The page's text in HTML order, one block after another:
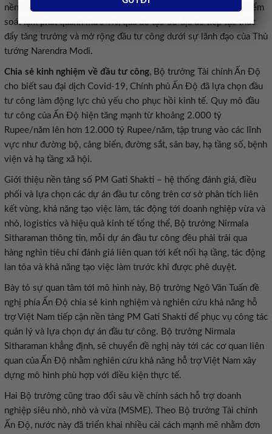
nền kinh tế đang phát triển. Hiện Ấn Độ vẫn duy trì mục tiêu kiểm
soát lạm phát quanh mức 4%, qua đó tạo dư địa để tiếp tục thúc
đẩy tăng trưởng và mở rộng đầu tư công dưới sự lãnh đạo của Thủ
tướng Narendra Modi.
Chia sẻ kinh nghiệm về đầu tư công, Bộ trưởng Tài chính Ấn Độ
cho biết sau đại dịch Covid-19, Chính phủ Ấn Độ đã lựa chọn đầu
tư công làm động lực chủ yếu cho phục hồi kinh tế. Quy mô đầu
tư công của Ấn Độ hiện tăng mạnh từ khoảng 2.000 tỷ
Rupee/năm lên hơn 12.000 tỷ Rupee/năm, tập trung vào các lĩnh
vực như đường bộ, cảng biển, đường sắt, sân bay, hạ tầng số, bệnh
viện và hạ tầng xã hội.
Giới thiệu nền tảng số PM Gati Shakti – hệ thống đánh giá, điều
phối và lựa chọn các dự án đầu tư công trên cơ sở phân tích liên
kết vùng, khả năng tạo việc làm, tác động tới doanh nghiệp vừa và
nhỏ, logistics và hiệu quả kinh tế tổng thể, Bộ trưởng Nirmala
Sitharaman thông tin, mỗi dự án đầu tư công đều phải trải qua
hàng nghìn tiêu chí đánh giá liên quan tới kết nối hạ tầng, tác động
lan tỏa và khả năng tạo việc làm trước khi được phê duyệt.
Bày tỏ sự quan tâm tới mô hình này, Bộ trưởng Ngô Văn Tuấn đề
nghị phía Ấn Độ chia sẻ kinh nghiệm và nghiên cứu khả năng hỗ
trợ Việt Nam tiếp cận nền tảng PM Gati Shakti để phục vụ công tác
quản lý và lựa chọn dự án đầu tư công. Bộ trưởng Nirmala
Sitharaman khẳng định, sẽ chuyển đề nghị này tới các cơ quan liên
quan của Ấn Độ nhằm nghiên cứu khả năng hỗ trợ Việt Nam xây
dựng mô hình phù hợp với điều kiện thực tế.
Hai Bộ trưởng cũng trao đổi sâu về chính sách hỗ trợ doanh
nghiệp siêu nhỏ, nhỏ và vừa (MSME). Theo Bộ trưởng Tài chính
Ấn Độ, nước này đã triển khai nhiều cải cách mạnh mẽ nhằm đơn